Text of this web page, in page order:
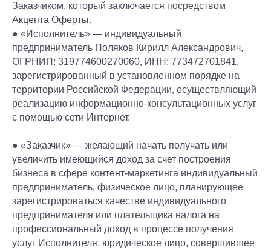
Заказчиком, который заключается посредством
Акцепта Оферты.
● «Исполнитель» — индивидуальный
предприниматель Поляков Кирилл Александрович,
ОГРНИП: 319774600270060, ИНН: 773472701841,
зарегистрированный в установленном порядке на
территории Российской Федерации, осуществляющий
реализацию информационно-консультационных услуг
с помощью сети Интернет.
● «Заказчик» — желающий начать получать или
увеличить имеющийся доход за счет построения
бизнеса в сфере контент-маркетинга индивидуальный
предприниматель, физическое лицо, планирующее
зарегистрироваться качестве индивидуального
предпринимателя или плательщика налога на
профессиональный доход в процессе получения
услуг Исполнителя, юридическое лицо, совершившее